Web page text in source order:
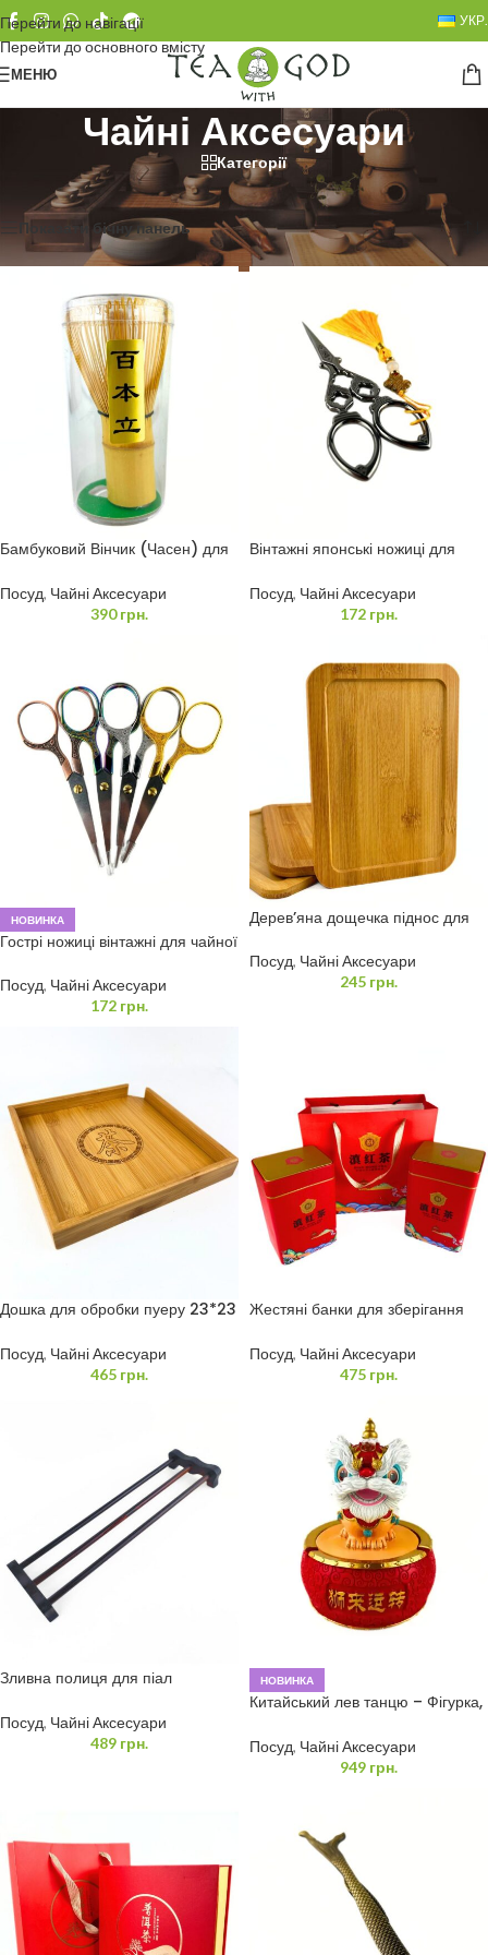
Перейти до навігації
Перейти до основного вмісту
УКР.
МЕНЮ
Чайні Аксесуари
Категорії
Головна сторінка
»Посуд »Чайні Аксесуари Показано 1–20 із 41
Показати бічну панель
Бамбуковий Вінчик (Часен) для
Посуд, Чайні Аксесуари
390грн.
Вінтажні японські ножиці для
Посуд, Чайні Аксесуари
172 грн.
НОВИНКА
Гострі ножиці вінтажні для чайної
Посуд, Чайні Аксесуари
172 грн.
Дерев’яна дощечка піднос для
Посуд, Чайні Аксесуари
245 грн.
Дошка для обробки пуеру 23*23
Посуд, Чайні Аксесуари
465 грн.
Жестяні банки для зберігання
Посуд, Чайні Аксесуари
475 грн.
Зливна полиця для піал
Посуд, Чайні Аксесуари
489 грн.
НОВИНКА
Китайський лев танцю – Фігурка,
(Талісман удачі)
Посуд, Чайні Аксесуари
949 грн.